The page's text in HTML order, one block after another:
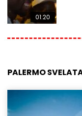
01:20
PALERMO